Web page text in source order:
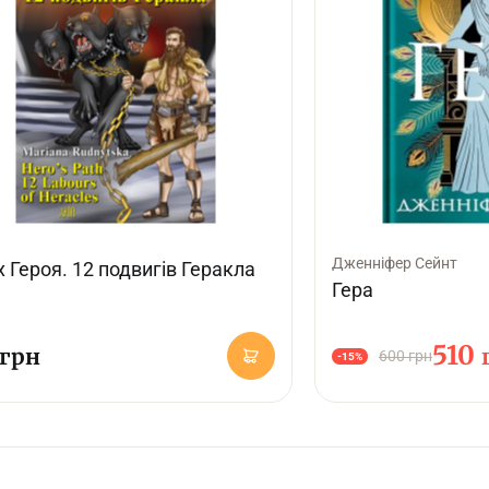
12 подвигів Геракла
грн
Дженніфер Сейнт
Гера
600 грн
-15% 510